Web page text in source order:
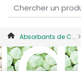
Absorbants de C...